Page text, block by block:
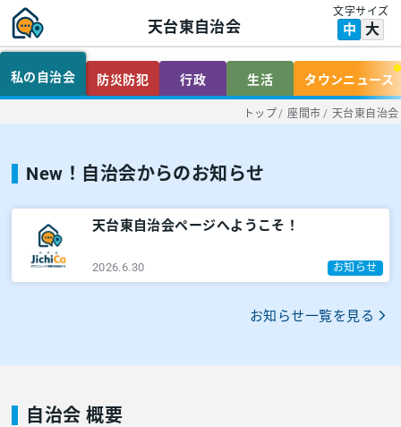
天台東自治会
文字サイズ
中 大
私の自治会 防災防犯 行政 生活 タウンニュース
トップ / 座間市 / 天台東自治会
New！自治会からのお知らせ
天台東自治会ページへようこそ！
2026.6.30 お知らせ
お知らせ一覧を見る
自治会 概要